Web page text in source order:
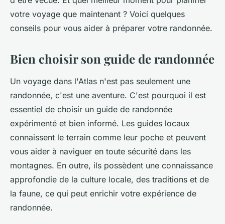
Capucine•10 juillet 2024•5 min de lecture
votre voyage que maintenant ? Voici quelques
conseils pour vous aider à préparer votre randonnée.
Bien choisir son guide de randonnée
Un voyage dans l'Atlas n'est pas seulement une
randonnée, c'est une aventure. C'est pourquoi il est
essentiel de choisir un guide de randonnée
expérimenté et bien informé. Les guides locaux
connaissent le terrain comme leur poche et peuvent
vous aider à naviguer en toute sécurité dans les
montagnes. En outre, ils possèdent une connaissance
approfondie de la culture locale, des traditions et de
la faune, ce qui peut enrichir votre expérience de
randonnée.